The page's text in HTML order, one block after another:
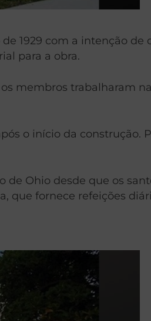
1929 com a intenção
para a obra.
membros trabalharam
o início da construção.
de Ohio desde que os
que fornece refeições